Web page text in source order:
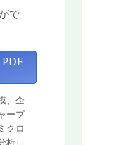
で
、企
ープ
クロ
析し